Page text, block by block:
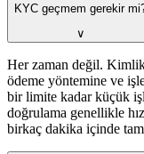
KYC geçmem gerekir
∨
Her zaman değil.
ödeme yöntemine ve
bir limite kadar küçük
doğrulama genellikle
birkaç dakika içinde